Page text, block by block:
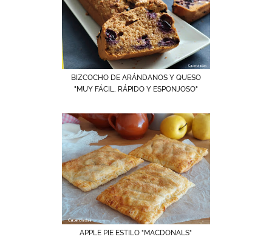
BIZCOCHO DE ARÁNDANOS Y QUESO
"MUY FÁCIL, RÁPIDO Y ESPONJOSO"
APPLE PIE ESTILO "MACDONALS"